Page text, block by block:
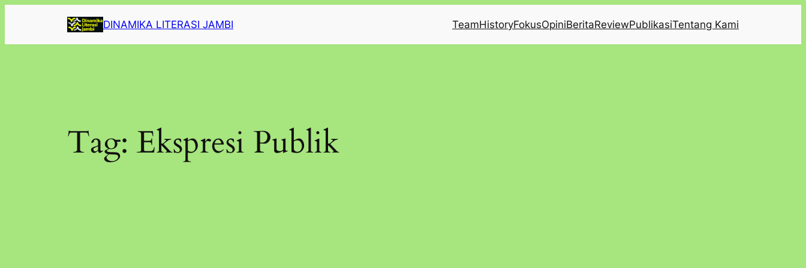
konten
DINAMIKA LITERASI JAMBI TeamHistoryFokusOpiniBeritaReviewPublikasiTentang Kami
Tag: Ekspresi Publik